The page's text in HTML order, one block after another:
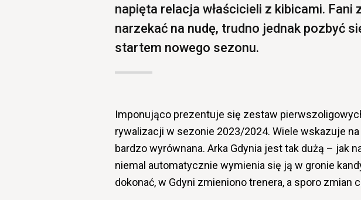
napięta relacja właścicieli z kibicami. Fani
narzekać na nudę, trudno jednak pozbyć
startem nowego sezonu.
Imponująco prezentuje się zestaw
rywalizacji w sezonie 2023/2024. Wiele wskazuje
bardzo wyrównana. Arka Gdynia jest tak dużą – jak
niemal automatycznie wymienia się ją w gronie
dokonać, w Gdyni zmieniono trenera, a sporo zmian